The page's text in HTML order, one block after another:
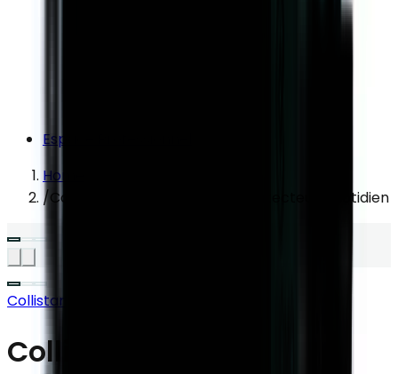
Espace Professionnel
Home
/Collistar Coffret Hydratant Protecteur Quotidien
Collistar
Collistar Coffret